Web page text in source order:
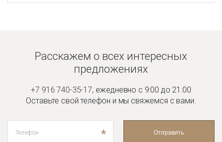
Расскажем о всех интересных
предложениях
+7 916 740-35-17, ежедневно с 9:00 до 21:00
Оставьте свой телефон и мы свяжемся с вами.
* Отправить